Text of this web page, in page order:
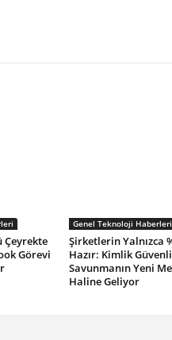
Çeyrekte
Görevi
Genel Teknoloji Haberleri
Şirketlerin Yalnızca
Hazır: Kimlik
Savunmanın Yeni
Haline Geliyor